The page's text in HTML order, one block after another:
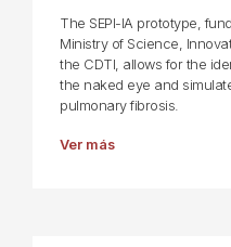
The SEPI-IA prototype,
Ministry of Science,
the CDTI, allows for the
the naked eye and
pulmonary fibrosis.
Ver más